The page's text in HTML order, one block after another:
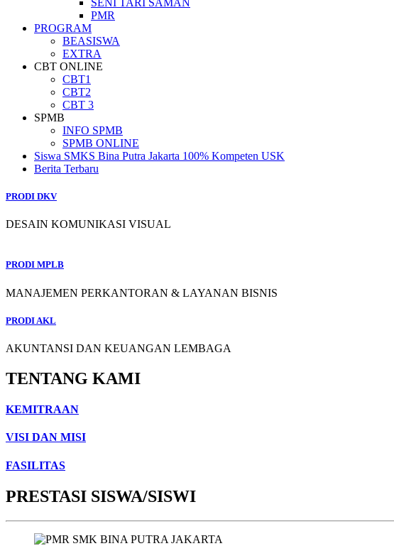
PMR
PROGRAM
BEASISWA
EXTRA
CBT ONLINE
CBT1
CBT2
CBT 3
SPMB
INFO SPMB
SPMB ONLINE
Siswa SMKS Bina Putra Jakarta 100% Kompeten USK
Berita Terbaru
PRODI DKV
DESAIN KOMUNIKASI VISUAL
PRODI MPLB
MANAJEMEN PERKANTORAN & LAYANAN BISNIS
PRODI AKL
AKUNTANSI DAN KEUANGAN LEMBAGA
TENTANG KAMI
KEMITRAAN
VISI DAN MISI
FASILITAS
PRESTASI SISWA/SISWI